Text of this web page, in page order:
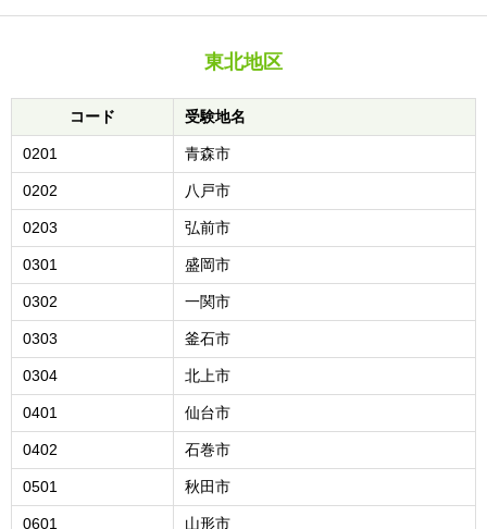
東北地区
コード 受験地名
0201 青森市
0202 八戸市
0203 弘前市
0301 盛岡市
0302 一関市
0303 釜石市
0304 北上市
0401 仙台市
0402 石巻市
0501 秋田市
0601 山形市